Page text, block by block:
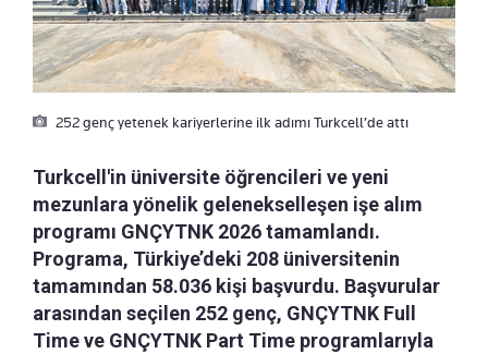
252 genç yetenek kariyerlerine ilk adımı Turkcell’de attı
Turkcell'in üniversite öğrencileri ve yeni
mezunlara yönelik gelenekselleşen işe alım
programı GNÇYTNK 2026 tamamlandı.
Programa, Türkiye’deki 208 üniversitenin
tamamından 58.036 kişi başvurdu. Başvurular
arasından seçilen 252 genç, GNÇYTNK Full
Time ve GNÇYTNK Part Time programlarıyla